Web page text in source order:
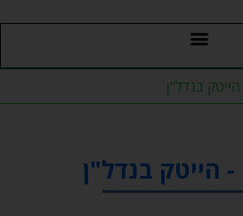
בנדל"ן
- הייטק בנדל"ן